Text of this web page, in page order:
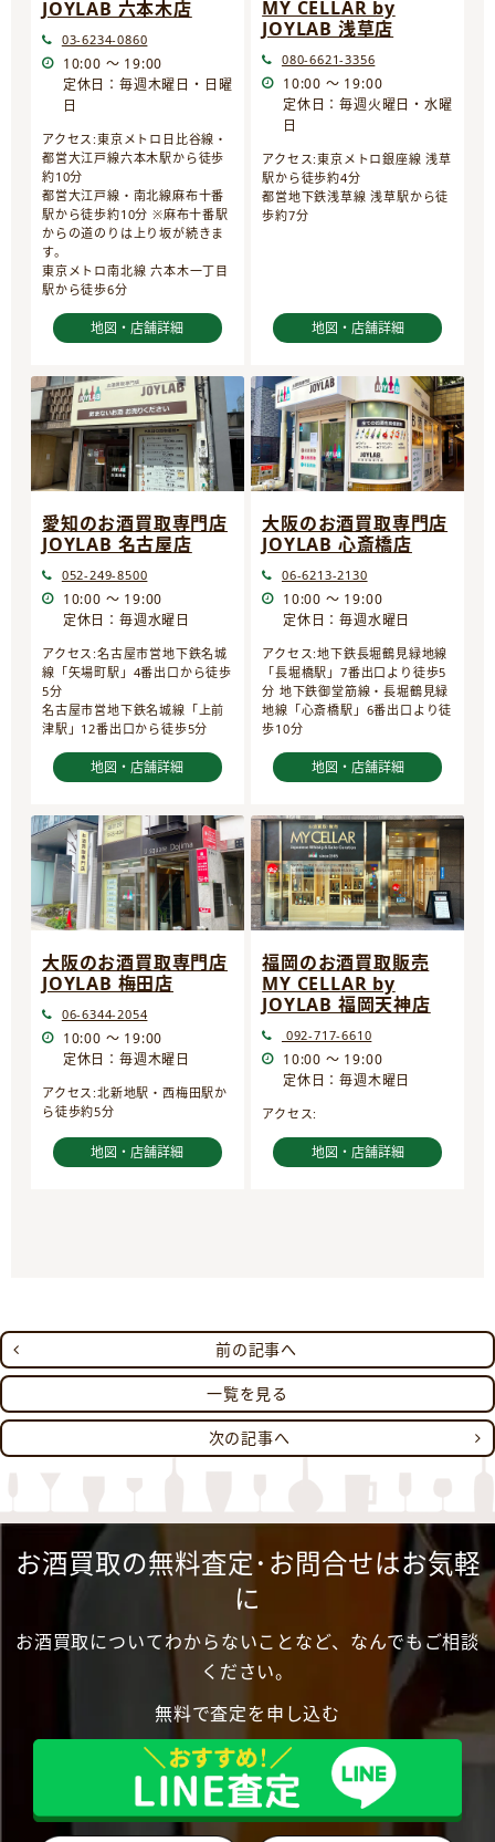
JOYLAB 六本木店
03-6234-0860
10:00 ～ 19:00
定休日：毎週木曜日・日曜
日
アクセス:東京メトロ日比谷線・
都営大江戸線六本木駅から徒歩
約10分
都営大江戸線・南北線麻布十番
駅から徒歩約10分 ※麻布十番駅
からの道のりは上り坂が続きま
す。
東京メトロ南北線 六本木一丁目
駅から徒歩6分
地図・店舗詳細
MY CELLAR by
JOYLAB 浅草店
080-6621-3356
10:00 ～ 19:00
定休日：毎週火曜日・水曜
日
アクセス:東京メトロ銀座線 浅草
駅から徒歩約4分
都営地下鉄浅草線 浅草駅から徒
歩約7分
地図・店舗詳細
愛知のお酒買取専門店
JOYLAB 名古屋店
052-249-8500
10:00 ～ 19:00
定休日：毎週水曜日
アクセス:名古屋市営地下鉄名城
線「矢場町駅」4番出口から徒歩
5分
名古屋市営地下鉄名城線「上前
津駅」12番出口から徒歩5分
地図・店舗詳細
大阪のお酒買取専門店
JOYLAB 心斎橋店
06-6213-2130
10:00 ～ 19:00
定休日：毎週水曜日
アクセス:地下鉄長堀鶴見緑地線
「長堀橋駅」7番出口より徒歩5
分 地下鉄御堂筋線・長堀鶴見緑
地線「心斎橋駅」6番出口より徒
歩10分
地図・店舗詳細
大阪のお酒買取専門店
JOYLAB 梅田店
06-6344-2054
10:00 ～ 19:00
定休日：毎週木曜日
アクセス:北新地駅・西梅田駅か
ら徒歩約5分
地図・店舗詳細
福岡のお酒買取販売
MY CELLAR by
JOYLAB 福岡天神店
092-717-6610
10:00 ～ 19:00
定休日：毎週木曜日
アクセス:
地図・店舗詳細
前の記事へ
一覧を見る
次の記事へ
お酒買取の無料査定･お問合せはお気軽
に
お酒買取についてわからないことなど、なんでもご相談
ください。
無料で査定を申し込む